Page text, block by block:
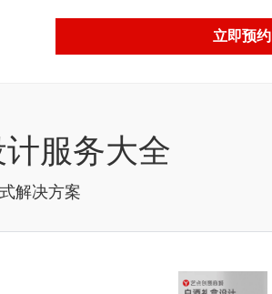
立即预约
服务大全
解决方案